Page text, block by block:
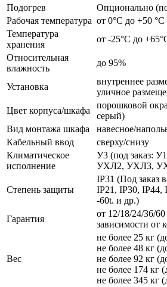
Подогрев
Опционально
Рабочая температура от 0°C до +50 °C
Температура
хранения
от -25°C до
Относительная
влажность
до 95%
Установка
внутреннее
уличное
Цвет корпуса/шкафа
порошковой
серый)
Вид монтажа шкафа
навесное/
Кабельный ввод
сверху/снизу
Климатическое
исполнение
У3 (под заказ:
УХЛ2, УХЛ3,
Степень защиты
IP31 (Под заказ
IP21, IP30, IP44,
-60t. и др.)
Гарантия
от 12/18/24/36/
зависимости от
Вес
не более 25 кг
не более 48 кг
не более 92 кг
не более 174 кг
не более 345 кг